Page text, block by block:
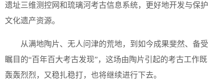
遗址三维测控网和琉璃河考古信息系统，更好地开发与保护
文化遗产资源。
从满地陶片、无人问津的荒地，到如今成果斐然、备受
瞩目的“百年百大考古发现”，这场由陶片引起的考古工作既
轰轰烈烈，又稳扎稳打，也将继续进行下去。